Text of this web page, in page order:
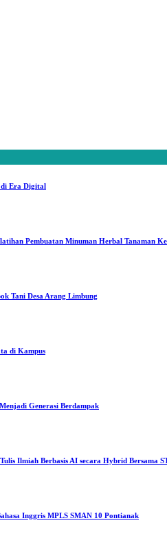
di Era Digital
Pembuatan Minuman Herbal Tanaman
Tani Desa Arang Limbung
di Kampus
Generasi Berdampak
Ilmiah Berbasis AI secara Hybrid Bersama
Inggris MPLS SMAN 10 Pontianak